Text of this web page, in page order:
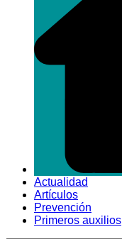
Actualidad
Artículos
Prevención
Primeros auxilios